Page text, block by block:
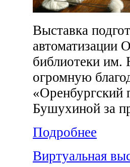
Выставка
автоматизации
библиотеки
огромную
«Оренбургский
Бушухиной за
Подробнее
Виртуальная